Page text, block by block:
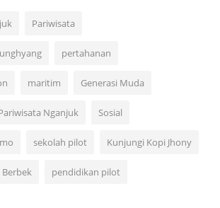
Pariwisata
pertahanan
maritim Generasi Muda
Nganjuk Sosial
sekolah pilot Kunjungi Kopi Jhony
pendidikan pilot